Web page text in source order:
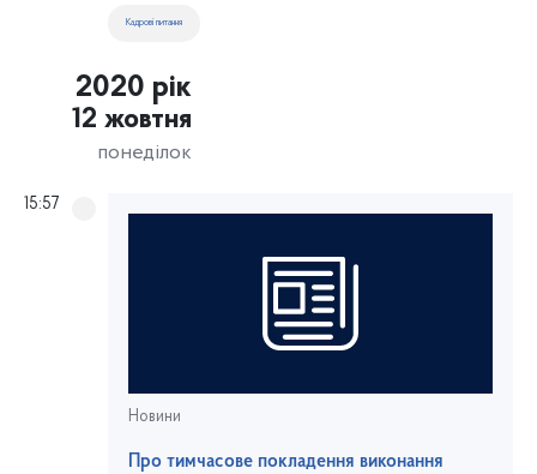
Кадрові питання
2020 рік
12 жовтня
понеділок
Новини
Про тимчасове покладення виконання
15:57